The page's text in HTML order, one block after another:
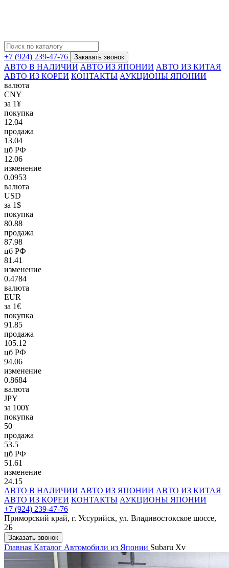
+7 (924) 239-47-76 Заказать звонок
АВТО В НАЛИЧИИ АВТО ИЗ ЯПОНИИ АВТО ИЗ КИТАЯ
АВТО ИЗ КОРЕИ КОНТАКТЫ АУКЦИОНЫ ЯПОНИИ
валюта
CNY
за 1¥
покупка
12.04
продажа
13.04
цб РФ
12.06
изменение
0.0953
валюта
USD
за 1$
покупка
80.88
продажа
87.98
цб РФ
81.41
изменение
0.4784
валюта
EUR
за 1€
покупка
91.85
продажа
105.12
цб РФ
94.06
изменение
0.8684
валюта
JPY
за 100¥
покупка
50
продажа
53.5
цб РФ
51.61
изменение
24.15
АВТО В НАЛИЧИИ АВТО ИЗ ЯПОНИИ АВТО ИЗ КИТАЯ
АВТО ИЗ КОРЕИ КОНТАКТЫ АУКЦИОНЫ ЯПОНИИ
+7 (924) 239-47-76
Приморский край, г. Уссурийск, ул. Владивостокское шоссе,
2Б
Заказать звонок
Главная Каталог Автомобили из Японии Subaru Xv